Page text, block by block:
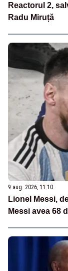
Reactorul 2,
Radu Miruță
9 aug. 2026, 11:10
Lionel Messi,
Messi avea 68